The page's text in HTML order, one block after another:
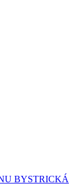
BYSTRICKÁ